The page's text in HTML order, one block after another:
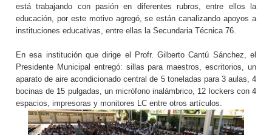
está trabajando con pasión en diferentes rubros, entre ellos la
educación, por este motivo agregó, se están canalizando apoyos a
instituciones educativas, entre ellas la Secundaria Técnica 76.
En esa institución que dirige el Profr. Gilberto Cantú Sánchez, el
Presidente Municipal entregó: sillas para maestros, escritorios, un
aparato de aire acondicionado central de 5 toneladas para 3 aulas, 4
bocinas de 15 pulgadas, un micrófono inalámbrico, 12 lockers con 4
espacios, impresoras y monitores LC entre otros artículos.